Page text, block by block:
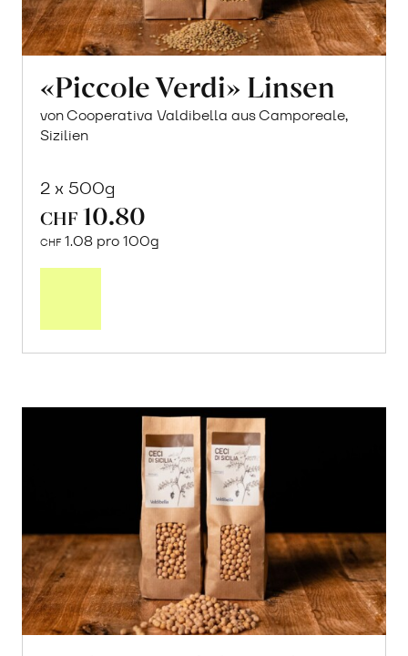
«Piccole Verdi» Linsen
von Cooperativa Valdibella aus Camporeale,
Sizilien
2 x 500g
CHF 10.80
CHF 1.08 pro 100g